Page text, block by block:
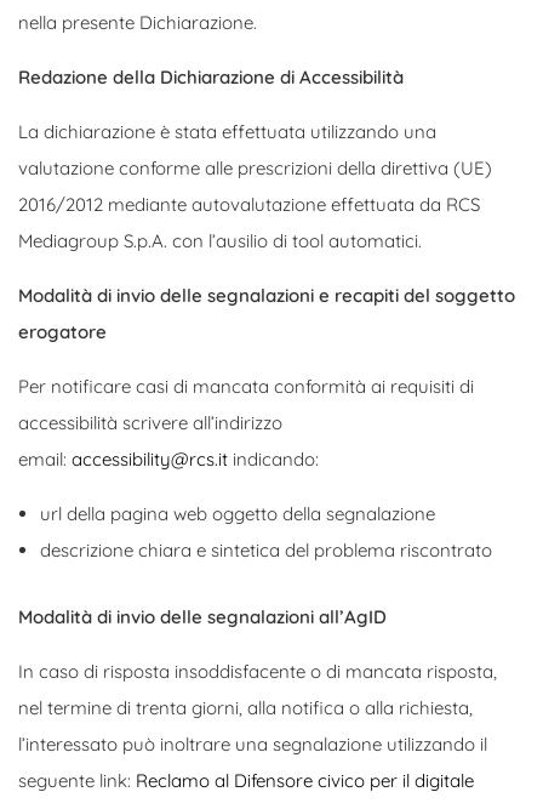
nella presente Dichiarazione.
Redazione della Dichiarazione di Accessibilità
La dichiarazione è stata effettuata utilizzando una
valutazione conforme alle prescrizioni della direttiva (UE)
2016/2012 mediante autovalutazione effettuata da RCS
Mediagroup S.p.A. con l’ausilio di tool automatici.
Modalità di invio delle segnalazioni e recapiti del soggetto
erogatore
Per notificare casi di mancata conformità ai requisiti di
accessibilità scrivere all’indirizzo
email: accessibility@rcs.it indicando:
url della pagina web oggetto della segnalazione
descrizione chiara e sintetica del problema riscontrato
Modalità di invio delle segnalazioni all’AgID
In caso di risposta insoddisfacente o di mancata risposta,
nel termine di trenta giorni, alla notifica o alla richiesta,
l’interessato può inoltrare una segnalazione utilizzando il
seguente link: Reclamo al Difensore civico per il digitale